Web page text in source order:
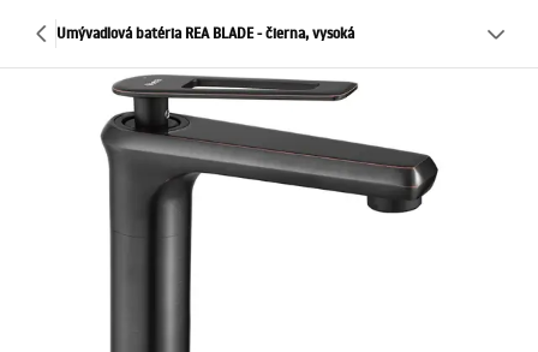
Umývadlová batéria REA BLADE - čierna, vysoká